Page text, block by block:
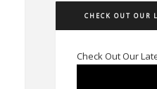
CHECK OUT OUR
Check Out Our